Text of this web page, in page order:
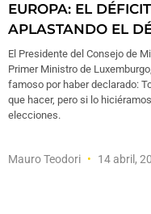
EUROPA: EL
APLASTANDO EL
El Presidente del Consejo de
Primer Ministro de
famoso por haber declarado:
que hacer, pero si lo
elecciones.
Mauro Teodori 14 abril,